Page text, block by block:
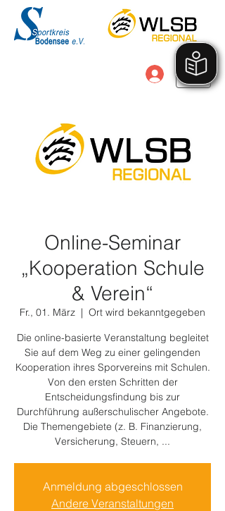
Anmelden
Online-Seminar
„Kooperation Schule
& Verein“
Fr., 01. März
  |
Ort wird bekanntgegeben
Die online-basierte Veranstaltung begleitet
Sie auf dem Weg zu einer gelingenden
Kooperation ihres Sporvereins mit Schulen.
Von den ersten Schritten der
Entscheidungsfindung bis zur
Durchführung außerschulischer Angebote.
Die Themengebiete (z. B. Finanzierung,
Versicherung, Steuern, ...
Anmeldung abgeschlossen
Andere Veranstaltungen